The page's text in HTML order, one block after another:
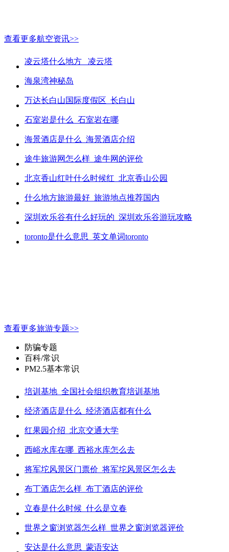
查看更多航空资讯>>
凌云塔什么地方_ 凌云塔
海泉湾神秘岛
万达长白山国际度假区_长白山
石室岩是什么_石室岩在哪
海景酒店是什么_海景酒店介绍
途牛旅游网怎么样_途牛网的评价
北京香山红叶什么时候红_北京香山公园
什么地方旅游最好_旅游地点推荐国内
深圳欢乐谷有什么好玩的_深圳欢乐谷游玩攻略
toronto是什么意思_英文单词toronto
查看更多旅游专题>>
防骗专题
百科/常识
PM2.5基本常识
培训基地_全国社会组织教育培训基地
经济酒店是什么_经济酒店都有什么
红果园介绍_北京交通大学
西峪水库在哪_西裕水库怎么去
将军坨风景区门票价_将军坨风景区怎么去
布丁酒店怎么样_布丁酒店的评价
立春是什么时候_什么是立春
世界之窗浏览器怎么样_世界之窗浏览器评价
安达是什么意思_蒙语安达